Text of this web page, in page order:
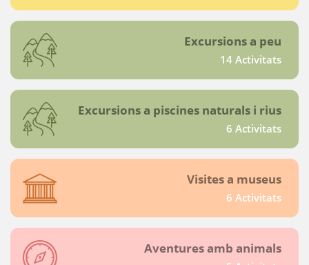
Excursions a peu
14 Activitats
Excursions a piscines naturals i rius
6 Activitats
Visites a museus
6 Activitats
Aventures amb animals